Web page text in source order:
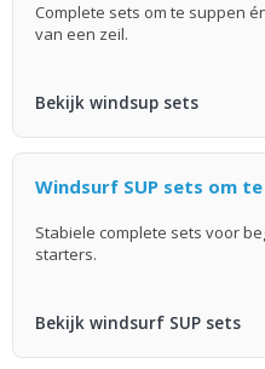
Complete sets om te suppen
van een zeil.
Bekijk windsup sets
Windsurf SUP sets om
Stabiele complete sets voor
starters.
Bekijk windsurf SUP sets